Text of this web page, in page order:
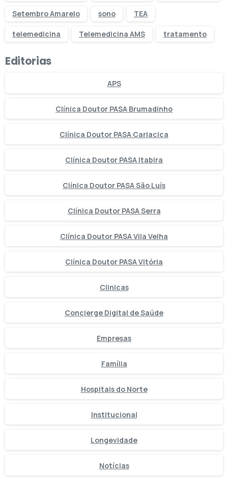
Setembro Amarelo sono TEA
telemedicina Telemedicina AMS tratamento
Editorias
APS
Clínica Doutor PASA Brumadinho
Clínica Doutor PASA Cariacica
Clínica Doutor PASA Itabira
Clínica Doutor PASA São Luís
Clínica Doutor PASA Serra
Clínica Doutor PASA Vila Velha
Clínica Doutor PASA Vitória
Clinicas
Concierge Digital de Saúde
Empresas
Família
Hospitais do Norte
Institucional
Longevidade
Notícias